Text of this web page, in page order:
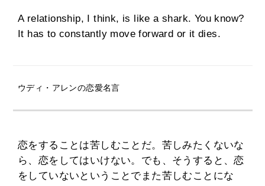
A relationship, I think, is like a shark. You know?
It has to constantly move forward or it dies.
ウディ・アレンの恋愛名言
恋をすることは苦しむことだ。苦しみたくないな
ら、恋をしてはいけない。でも、そうすると、恋
をしていないということでまた苦しむことにな